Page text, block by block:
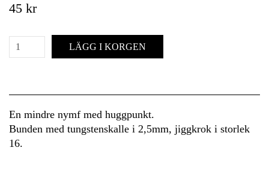
45 kr
LÄGG I KORGEN
En mindre nymf med huggpunkt.
Bunden med tungstenskalle i 2,5mm, jiggkrok i storlek
16.